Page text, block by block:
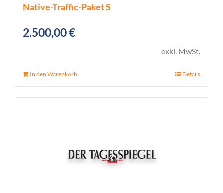
Native-Traffic-Paket S
2.500,00€
exkl. MwSt.
In den Warenkorb Details